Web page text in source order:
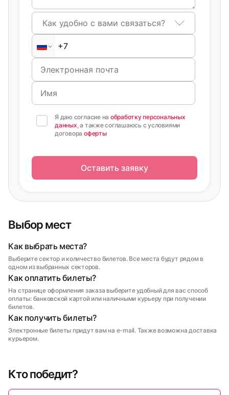
Выбор мест
Как выбрать места?
Выберите сектор и количество билетов. Все места будут рядом в
одном из выбранных секторов.
Как оплатить билеты?
На странице оформления заказа выберите удобный для вас способ
оплаты: банковской картой или наличными курьеру при получении
билетов.
Как получить билеты?
Электронные билеты придут вам на e-mail. Также возможна доставка
курьером.
Как удобно с вами связаться?
Я даю согласие на обработку персональных
данных, а также соглашаюсь с условиями
договора оферты
Оставить заявку
Кто победит?